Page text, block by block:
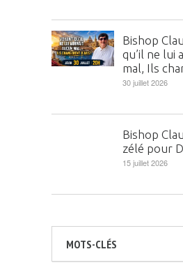
Bishop
qu’il ne lui
mal, Ils
30 juillet 2026
Bishop
zélé pour
15 juillet 2026
MOTS-CLÉS